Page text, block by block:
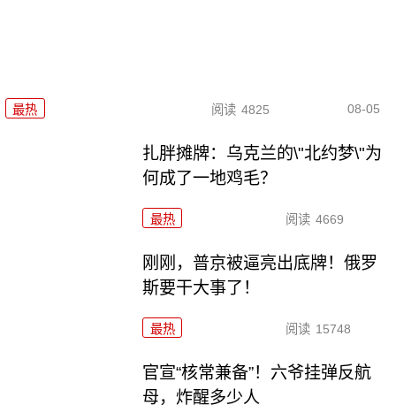
最热 阅读 4825 08-05
扎胖摊牌：乌克兰的\"北约梦\"为
何成了一地鸡毛？
最热 阅读 4669
刚刚，普京被逼亮出底牌！俄罗
斯要干大事了！
最热 阅读 15748
官宣“核常兼备”！六爷挂弹反航
母，炸醒多少人